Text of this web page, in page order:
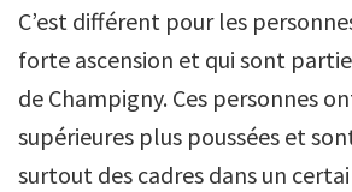
C’est différent pour les
forte ascension et qui sont
de Champigny. Ces personnes
supérieures plus poussées et
surtout des cadres dans un